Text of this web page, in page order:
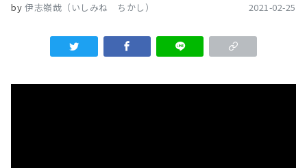
2021-02-25
by 伊志嶺哉（いしみね ちかし）